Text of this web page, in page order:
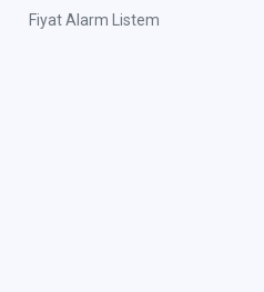
Fiyat Alarm Listem